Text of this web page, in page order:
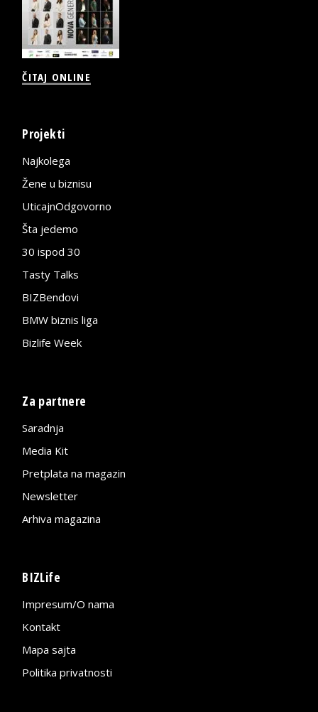
ČITAJ ONLINE
Projekti
Najkolega
Žene u biznisu
UticajnOdgovorno
Šta jedemo
30 ispod 30
Tasty Talks
BIZBendovi
BMW biznis liga
Bizlife Week
Za partnere
Saradnja
Media Kit
Pretplata na magazin
Newsletter
Arhiva magazina
BIZLife
Impresum/O nama
Kontakt
Mapa sajta
Politika privatnosti